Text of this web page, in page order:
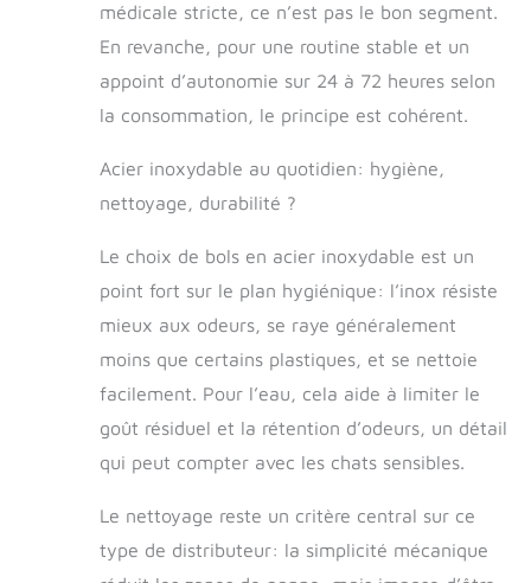
compagnie. Vous
pouvez être sûr
lorsque vous
vacances, au
ne vous inquiétez
faim. La gamelle
pliable est
également
pratique lorsque
animaux de
compagnie.
Système
automatique : la
distributeur d'eau
se nourrissent
médicale stricte, ce n’est pas le bon segment.
En revanche, pour une routine stable et un
appoint d’autonomie sur 24 à 72 heures selon
la consommation, le principe est cohérent.
Acier inoxydable au quotidien: hygiène,
nettoyage, durabilité ?
Le choix de bols en acier inoxydable est un
point fort sur le plan hygiénique: l’inox résiste
mieux aux odeurs, se raye généralement
moins que certains plastiques, et se nettoie
facilement. Pour l’eau, cela aide à limiter le
goût résiduel et la rétention d’odeurs, un détail
qui peut compter avec les chats sensibles.
Le nettoyage reste un critère central sur ce
type de distributeur: la simplicité mécanique